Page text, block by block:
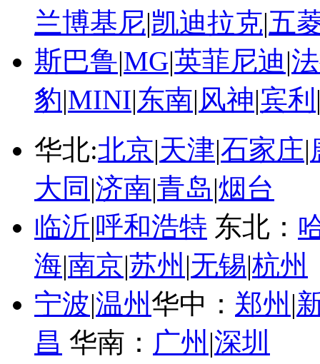
兰博基尼|凯迪拉克|五
斯巴鲁|MG|英菲尼迪|
豹|MINI|东南|风神|宾利
华北:北京|天津|石家庄|
大同 |济南|青岛|烟台
临沂|呼和浩特 东北：
海|南京|苏州 |无锡|杭州
宁波|温州华中： 郑州 |
昌 华南： 广州 |深圳